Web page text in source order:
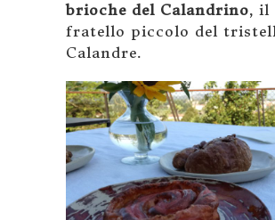
brioche del Calandrino, il
fratello piccolo del
Calandre.